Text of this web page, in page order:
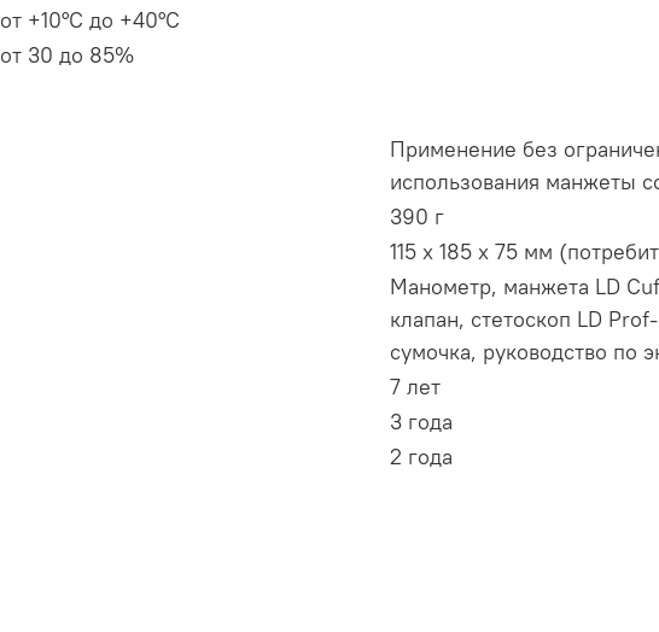
от +10°С до +40°С
от 30 до 85%
Применение без
использования манжеты
390 г
115 x 185 x 75 мм
Манометр, манжета LD
клапан, стетоскоп LD
сумочка, руководство по
7 лет
3 года
2 года